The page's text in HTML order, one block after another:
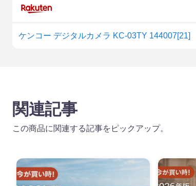
ケンコー デジタルカメラ KC-03TY 144007[21]
関連記事
この商品に関連する記事をピックアップ。